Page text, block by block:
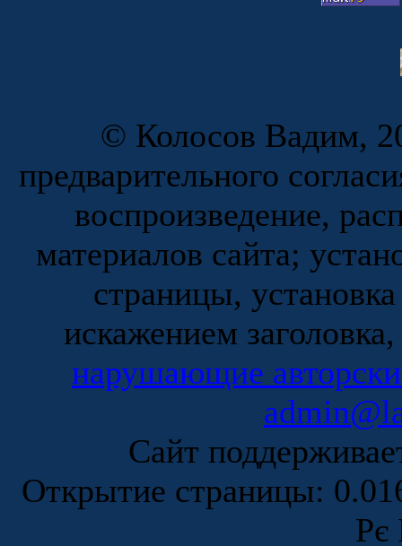
© Колосов Вадим,
предварительного
воспроизведение,
материалов сайта;
страницы,
искажением
нарушающие
Сайт
Открытие страницы:
Рє